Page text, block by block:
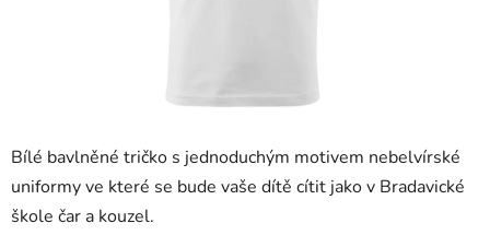
Bílé bavlněné tričko s jednoduchým motivem nebelvírské
uniformy ve které se bude vaše dítě cítit jako v Bradavické
škole čar a kouzel.